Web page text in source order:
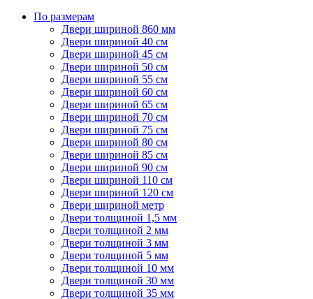
По размерам
Двери шириной 860 мм
Двери шириной 40 см
Двери шириной 45 см
Двери шириной 50 см
Двери шириной 55 см
Двери шириной 60 см
Двери шириной 65 см
Двери шириной 70 см
Двери шириной 75 см
Двери шириной 80 см
Двери шириной 85 см
Двери шириной 90 см
Двери шириной 110 см
Двери шириной 120 см
Двери шириной метр
Двери толщиной 1,5 мм
Двери толщиной 2 мм
Двери толщиной 3 мм
Двери толщиной 5 мм
Двери толщиной 10 мм
Двери толщиной 30 мм
Двери толщиной 35 мм